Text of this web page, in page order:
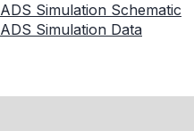
ADS Simulation Schematic
ADS Simulation Data